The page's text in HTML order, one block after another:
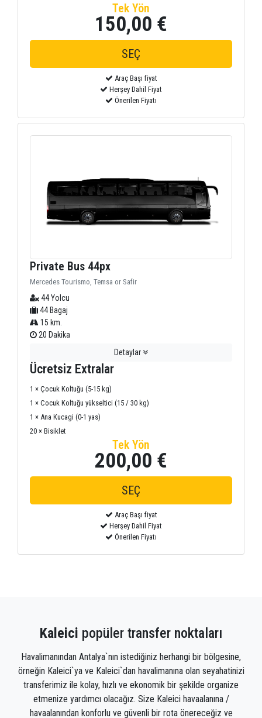
Tek Yön
150,00 €
Araç Başı fiyat
Herşey Dahil Fiyat
Önerilen Fiyatı
Private Bus 44px
Mercedes Tourismo, Temsa or Safir
44 Yolcu
44 Bagaj
15 km.
20 Dakika
Detaylar
Ücretsiz Extralar
1 × Çocuk Koltuğu (5-15 kg)
1 × Cocuk Koltuğu yükseltici (15 / 30 kg)
1 × Ana Kucagi (0-1 yas)
20 × Bisiklet
Tek Yön
200,00 €
Araç Başı fiyat
Herşey Dahil Fiyat
Önerilen Fiyatı
Kaleici popüler transfer noktaları
Havalimanından Antalya`nın istediğiniz herhangi bir bölgesine,
örneğin Kaleici`ya ve Kaleici`dan havalimanına olan seyahatinizi
transferimiz ile kolay, hızlı ve ekonomik bir şekilde organize
etmenize yardımcı olacağız. Size Kaleici havaalanına /
havaalanından konforlu ve güvenli bir rota önereceğiz ve